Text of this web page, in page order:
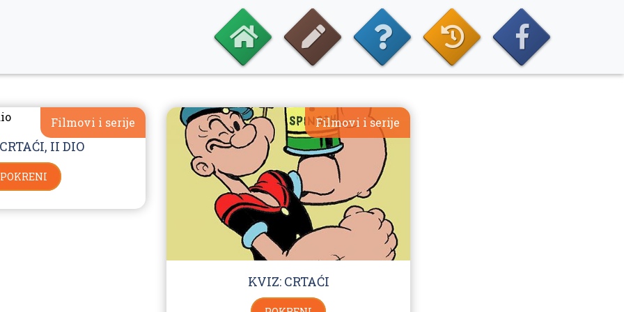
Filmovi i serije
II DIO
POKRENI
Filmovi i serije
KVIZ: CRTAĆI